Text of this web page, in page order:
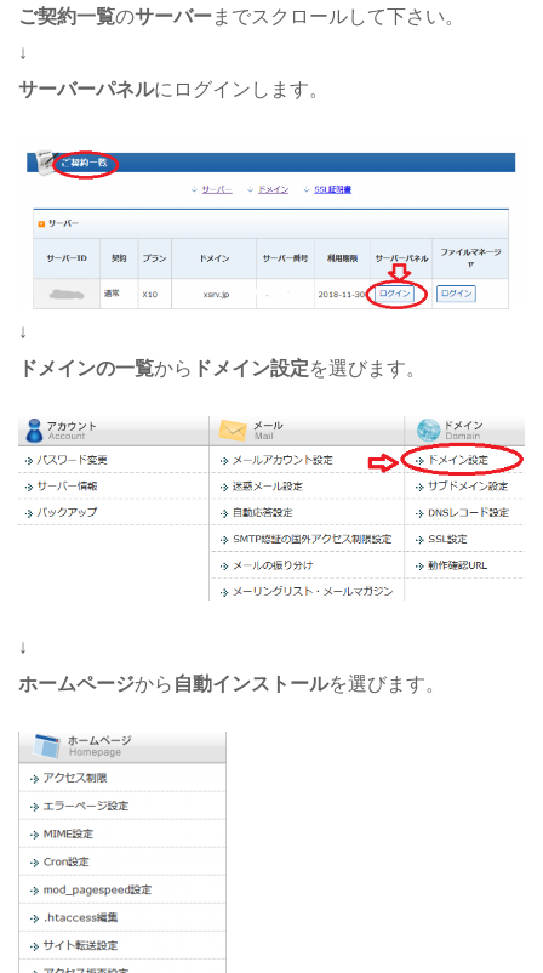
ご契約一覧のサーバーまでスクロールして下さい。
↓
サーバーパネルにログインします。
↓
ドメインの一覧から ドメイン設定を選びます。
↓
ホームページから 自動インストールを選びます。